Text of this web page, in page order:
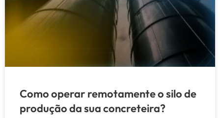
Como operar remotamente o silo de
produção da sua concreteira?